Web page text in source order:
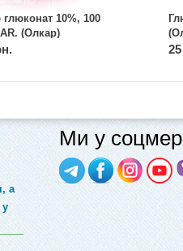
глюконат 10%, 100
(Олкар)
а
Ми у